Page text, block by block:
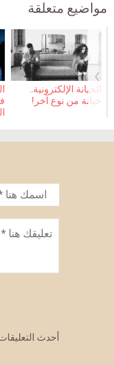
مواضيع متعلقة
›
الخيانة الإلكترونية..
خيانة من نوع آخر!
الاسم *
تعليق
أحدث